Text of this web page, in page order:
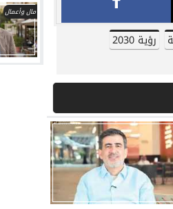
رؤية 2030
مال وأعمال